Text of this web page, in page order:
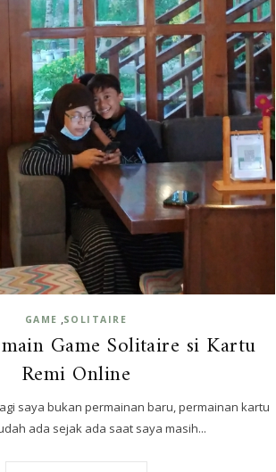
GAME ,SOLITAIRE
Game Solitaire si Kartu
Remi Online
saya bukan permainan baru, permainan kartu
ada sejak ada saat saya masih...